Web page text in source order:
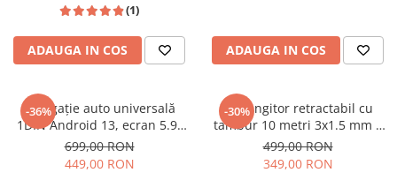
(1)
ADAUGA IN COS ADAUGA IN COS
-36%
Navigație auto universală
1DIN Android 13, ecran 5.9”
HD, 2+64GB, CarPlay &
Android Auto, GPS, Bluetooth,
USB, Wi-Fi
699,00 RON
449,00 RON
-30%
Prelungitor retractabil cu
tambur 10 metri 3x1.5 mm –
montaj pe perete, protecție
termică
499,00 RON
349,00 RON